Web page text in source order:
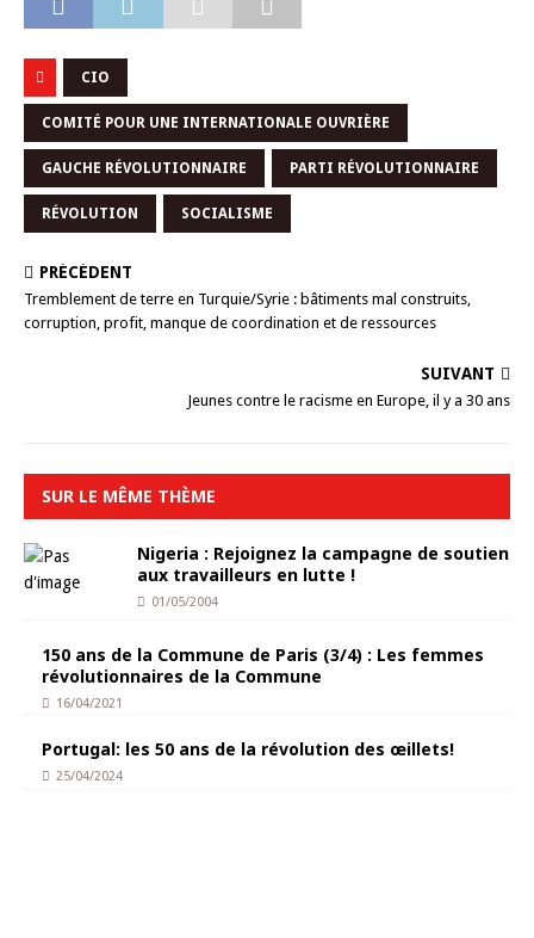
CIO
COMITÉ POUR UNE INTERNATIONALE OUVRIÈRE
GAUCHE RÉVOLUTIONNAIRE PARTI RÉVOLUTIONNAIRE
RÉVOLUTION SOCIALISME
PRÉCÉDENT
Tremblement de terre en Turquie/Syrie : bâtiments mal construits,
corruption, profit, manque de coordination et de ressources
SUIVANT
Jeunes contre le racisme en Europe, il y a 30 ans
SUR LE MÊME THÈME
Nigeria : Rejoignez la campagne de soutien
aux travailleurs en lutte !
01/05/2004
150 ans de la Commune de Paris (3/4) : Les femmes
révolutionnaires de la Commune
16/04/2021
Portugal: les 50 ans de la révolution des œillets!
25/04/2024